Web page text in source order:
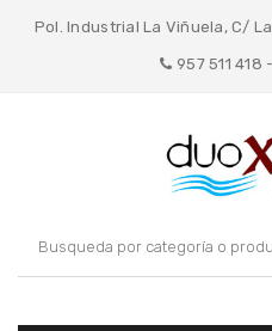
Pol. Industrial La Viñuela, C/
957 511